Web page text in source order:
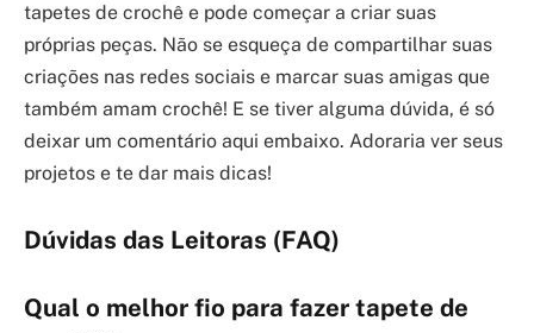
tapetes de crochê e pode começar a criar suas
próprias peças. Não se esqueça de compartilhar suas
criações nas redes sociais e marcar suas amigas que
também amam crochê! E se tiver alguma dúvida, é só
deixar um comentário aqui embaixo. Adoraria ver seus
projetos e te dar mais dicas!
Dúvidas das Leitoras (FAQ)
Qual o melhor fio para fazer tapete de